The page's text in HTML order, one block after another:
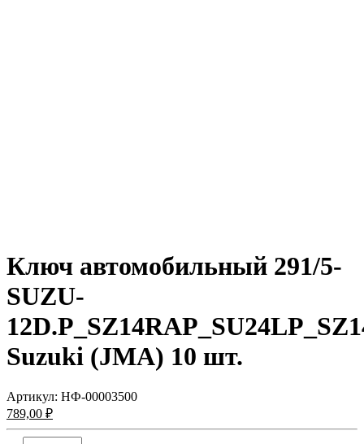
Ключ автомобильный 291/5-
SUZU-
Suzuki (JMA) 10 шт.
Артикул: НФ-00003500
789,00 ₽